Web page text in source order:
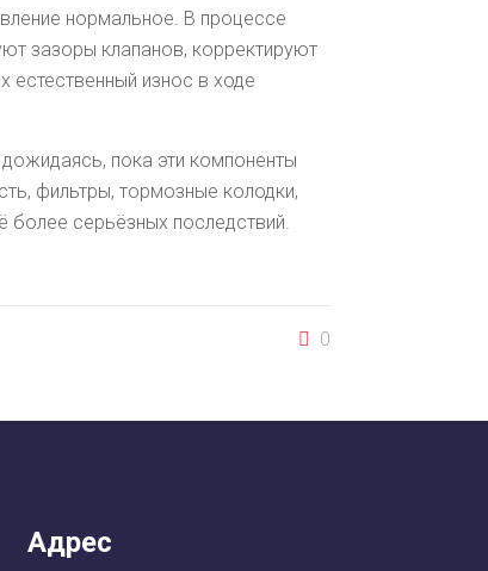
нормальное. В процессе
зазоры клапанов, корректируют
естественный износ в ходе
пока эти компоненты
фильтры, тормозные колодки,
более серьёзных последствий.
0
Адрес